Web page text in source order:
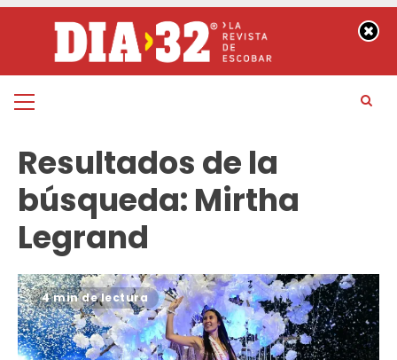
contenido
Menú
Resultados de la
búsqueda: Mirtha
Legrand
4 min de lectura